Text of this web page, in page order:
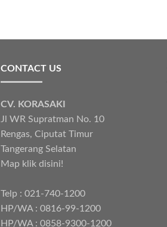
CONTACT US
CV. KORASAKI
Jl WR Supratman No. 10
Rengas, Ciputat Timur
Tangerang Selatan
Map klik disini!
Telp : 021-740-1200
HP/WA : 0816-99-1200
HP/WA : 0858-9300-1200